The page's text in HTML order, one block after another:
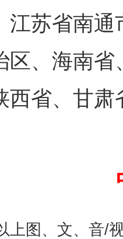
江苏省南
区、海南
西省、甘
上图、文、音/